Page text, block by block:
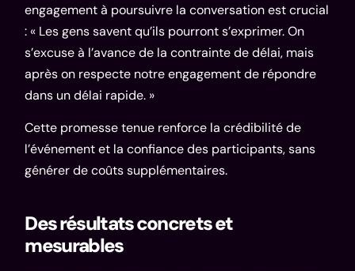
engagement à poursuivre la conversation est crucial
: « Les gens savent qu’ils pourront s’exprimer. On
s’excuse à l’avance de la contrainte de délai, mais
après on respecte notre engagement de répondre
dans un délai rapide. »
Cette promesse tenue renforce la crédibilité de
l’événement et la confiance des participants, sans
générer de coûts supplémentaires.
Des résultats concrets et
mesurables